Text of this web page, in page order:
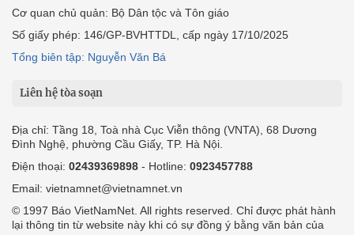
Cơ quan chủ quản: Bộ Dân tộc và Tôn giáo
Số giấy phép: 146/GP-BVHTTDL, cấp ngày 17/10/2025
Tổng biên tập: Nguyễn Văn Bá
Liên hệ tòa soạn
Địa chỉ: Tầng 18, Toà nhà Cục Viễn thông (VNTA), 68 Dương
Đình Nghệ, phường Cầu Giấy, TP. Hà Nội.
Điện thoại: 02439369898 - Hotline: 0923457788
Email: vietnamnet@vietnamnet.vn
© 1997 Báo VietNamNet. All rights reserved. Chỉ được phát hành
lại thông tin từ website này khi có sự đồng ý bằng văn bản của